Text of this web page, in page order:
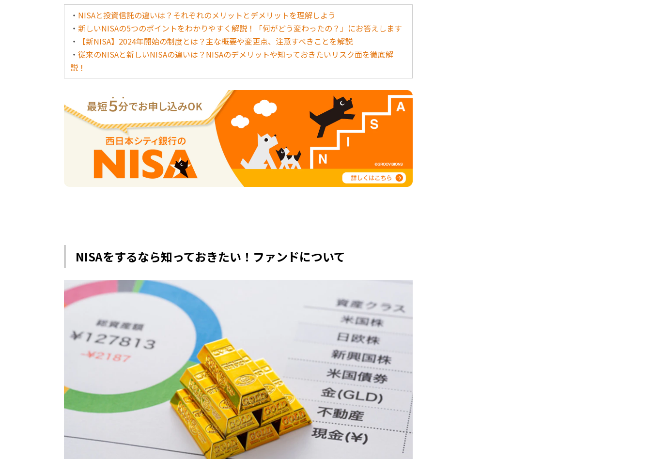
・ NISAと投資信託の違いは？それぞれのメリットとデメリットを理解しよう
・ 新しいNISAの5つのポイントをわかりやすく解説！「何がどう変わったの？」にお答えします
・
【新NISA】2024年開始の制度とは？主な概要や変更点、注意すべきことを解説
・ 従来のNISAと新しいNISAの違いは？NISAのデメリットや知っておきたいリスク面を徹底解
説！
NISAをするなら知っておきたい！ファンドについて